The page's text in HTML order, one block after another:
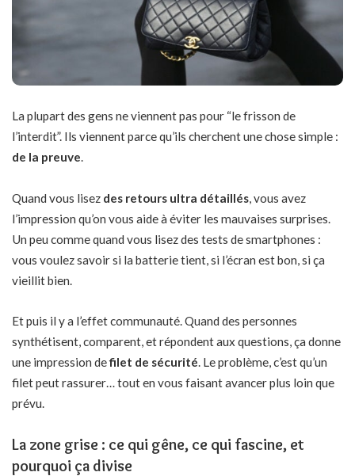
La plupart des gens ne viennent pas pour “le frisson de
l’interdit”. Ils viennent parce qu’ils cherchent une chose simple :
de la preuve.
Quand vous lisez des retours ultra détaillés, vous avez
l’impression qu’on vous aide à éviter les mauvaises surprises.
Un peu comme quand vous lisez des tests de smartphones :
vous voulez savoir si la batterie tient, si l’écran est bon, si ça
vieillit bien.
Et puis il y a l’effet communauté. Quand des personnes
synthétisent, comparent, et répondent aux questions, ça donne
une impression defilet de sécurité. Le problème, c’est qu’un
filet peut rassurer… tout en vous faisant avancer plus loin que
prévu.
La zone grise : ce qui gêne, ce qui fascine, et
pourquoi ça divise